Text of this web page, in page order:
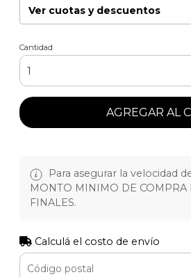
Ver cuotas y descuentos
Cantidad
AGREGAR AL
Para asegurar la velocidad
MONTO MINIMO DE COMPRA
FINALES.
Calculá el costo de envío